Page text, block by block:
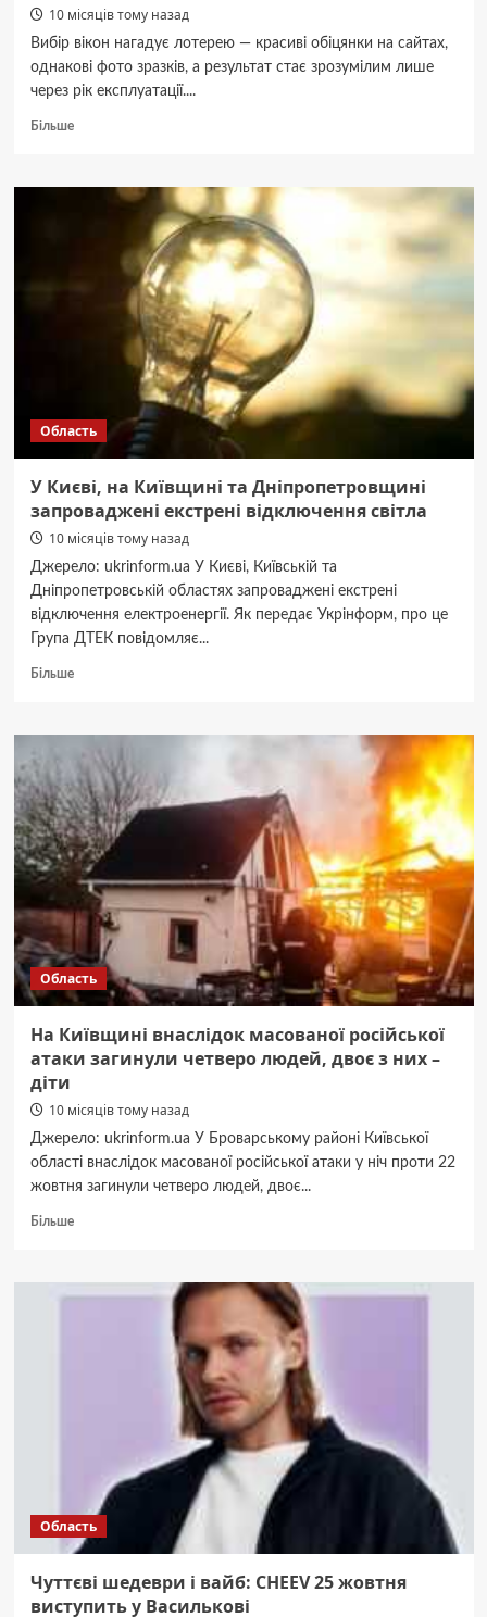
10 місяців тому назад
Вибір вікон нагадує лотерею — красиві обіцянки на сайтах,
однакові фото зразків, а результат стає зрозумілим лише
через рік експлуатації....
БільшеДокладніше
best:
Область
У Києві, на Київщині та Дніпропетровщині
запроваджені екстрені відключення світла
10 місяців тому назад
Джерело: ukrinform.ua У Києві, Київській та
Дніпропетровській областях запроваджені екстрені
відключення електроенергії. Як передає Укрінформ, про це
Група ДТЕК повідомляє...
БільшеДокладніше
Києві,
на
Київщині
та
Дніпропетровщині
запроваджені
екстрені
відключення
світла
Область
На Київщині внаслідок масованої російської
атаки загинули четверо людей, двоє з них –
діти
10 місяців тому назад
Джерело: ukrinform.ua У Броварському районі Київської
області внаслідок масованої російської атаки у ніч проти 22
жовтня загинули четверо людей, двоє...
БільшеДокладніше
Київщині
діти
Область
Чуттєві шедеври і вайб: CHEEV 25 жовтня
виступить у Василькові